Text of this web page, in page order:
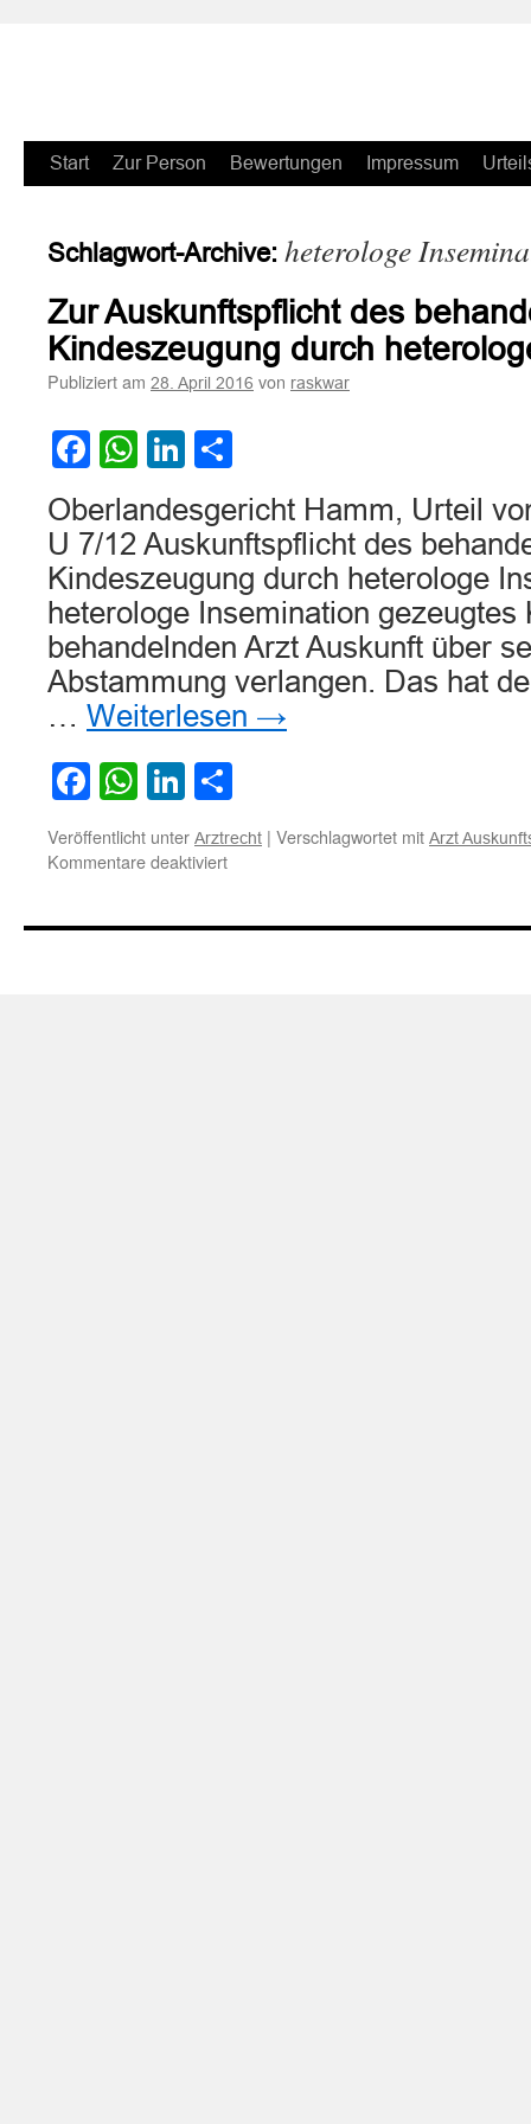
Zum
springen
Start Zur Person Bewertungen Impressum
Schlagwort-Archive: heterologe
Zur Auskunftspflicht des
Kindeszeugung durch
Publiziert am 28. April 2016 von raskwar
Facebook
WhatsApp
LinkedIn
Oberlandesgericht Hamm, Urteil
U 7/12 Auskunftspflicht des
Kindeszeugung durch heterologe
heterologe Insemination gezeugtes
behandelnden Arzt Auskunft über
Abstammung verlangen. Das hat
… Weiterlesen →
Facebook
WhatsApp
LinkedIn
Veröffentlicht unter Arztrecht | Verschlagwortet mit Arzt
Kommentare deaktiviertfür
des